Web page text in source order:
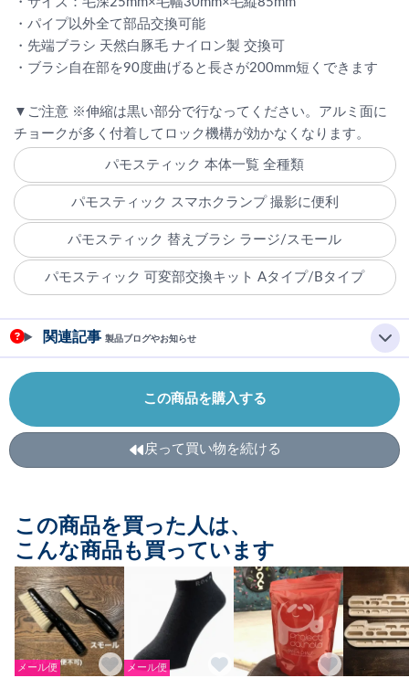
・パイプ以外全て部品交換可能
・先端ブラシ 天然白豚毛 ナイロン製 交換可
・ブラシ自在部を90度曲げると長さが200mm短くできます
▼ご注意 ※伸縮は黒い部分で行なってください。アルミ面に
チョークが多く付着してロック機構が効かなくなります。
パモスティック 本体一覧 全種類
パモスティック スマホクランプ 撮影に便利
パモスティック 替えブラシ ラージ/スモール
パモスティック 可変部交換キット Aタイプ/Bタイプ
関連記事 製品ブログやお知らせ
この商品を購入する
戻って買い物を続ける
この商品を買った人は、
こんな商品も買っています
メール便 メール便